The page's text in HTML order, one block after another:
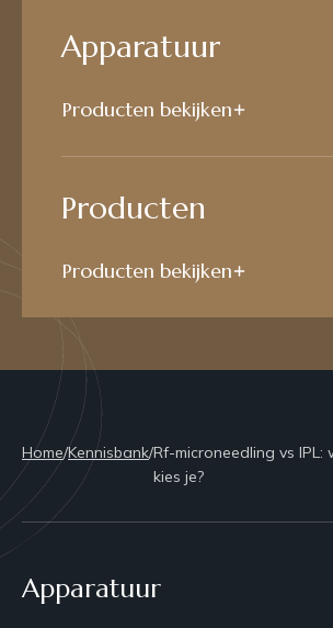
Apparatuur
Producten bekijken
Producten
Producten bekijken
Home/Kennisbank/Rf-microneedling vs IPL:
kies je?
Apparatuur